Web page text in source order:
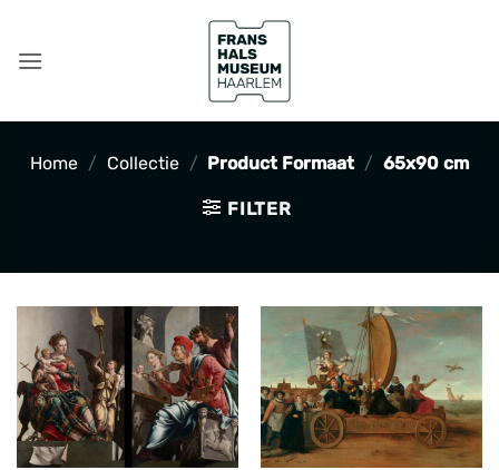
inhoud
Home / Collectie / Product Formaat / 65x90 cm
FILTER